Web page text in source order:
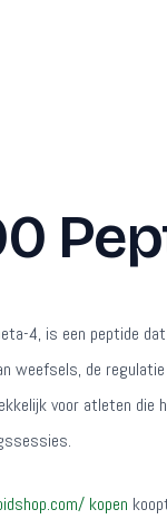
4, is een peptide
weefsels, de
voor atleten die
kopen